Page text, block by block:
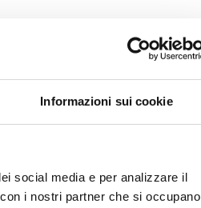
Informazioni sui cookie
social media e per analizzare il
i nostri partner che si occupano